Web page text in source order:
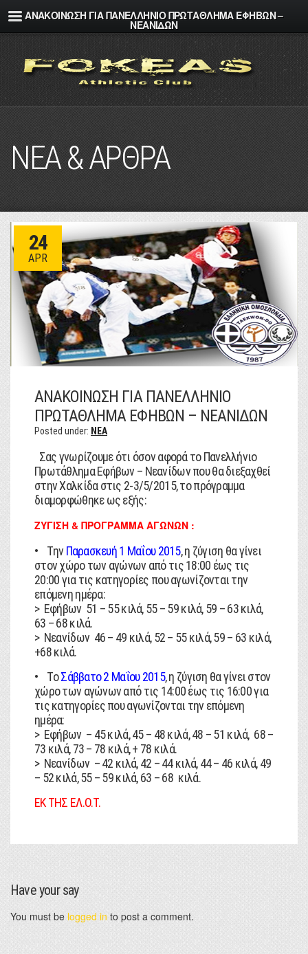
ΑΝΑΚΟΙΝΩΣΗ ΓΙΑ ΠΑΝΕΛΛΗΝΙΟ ΠΡΩΤΑΘΛΗΜΑ ΕΦΗΒΩΝ –
ΝΕΑΝΙΔΩΝ
ΝΕΑ & ΑΡΘΡΑ
24
APR
ΑΝΑΚΟΙΝΩΣΗ ΓΙΑ ΠΑΝΕΛΛΗΝΙΟ
ΠΡΩΤΑΘΛΗΜΑ ΕΦΗΒΩΝ – ΝΕΑΝΙΔΩΝ
Posted under: NEA
Σας γνωρίζουμε ότι όσον αφορά το Πανελλήνιο
Πρωτάθλημα Εφήβων – Νεανίδων που θα διεξαχθεί
στην Χαλκίδα στις 2-3/5/2015, το πρόγραμμα
διαμορφώθηκε ως εξής:
ΖΥΓΙΣΗ & ΠΡΟΓΡΑΜΜΑ ΑΓΩΝΩΝ :
• Την Παρασκευή 1 Μαΐου 2015, η ζύγιση θα γίνει
στον χώρο των αγώνων από τις 18:00 έως τις
20:00 για τις κατηγορίες που αγωνίζονται την
επόμενη ημέρα:
> Εφήβων 51 – 55 κιλά, 55 – 59 κιλά, 59 – 63 κιλά,
63 – 68 κιλά.
> Νεανίδων 46 – 49 κιλά, 52 – 55 κιλά, 59 – 63 κιλά,
+68 κιλά.
• ΤοΣάββατο 2 Μαΐου 2015, η ζύγιση θα γίνει στον
χώρο των αγώνων από τις 14:00 έως τις 16:00 για
τις κατηγορίες που αγωνίζονται την επόμενη
ημέρα:
> Εφήβων – 45 κιλά, 45 – 48 κιλά, 48 – 51 κιλά, 68 –
73 κιλά, 73 – 78 κιλά, + 78 κιλά.
> Νεανίδων – 42 κιλά, 42 – 44 κιλά, 44 – 46 κιλά, 49
– 52 κιλά, 55 – 59 κιλά, 63 – 68 κιλά.
ΕΚ ΤΗΣ ΕΛ.Ο.Τ.
Have your say
You must be logged in to post a comment.